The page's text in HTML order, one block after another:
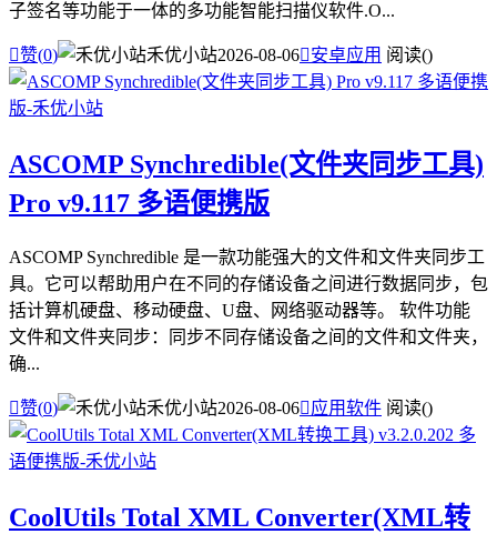
子签名等功能于一体的多功能智能扫描仪软件.O...
赞(0) 禾优小站2026-08-06安卓应用 阅读()
ASCOMP Synchredible(文件夹同步工具)
Pro v9.117 多语便携版
ASCOMP Synchredible 是一款功能强大的文件和文件夹同步工
具。它可以帮助用户在不同的存储设备之间进行数据同步，包
括计算机硬盘、移动硬盘、U盘、网络驱动器等。 软件功能
文件和文件夹同步：同步不同存储设备之间的文件和文件夹，
确...
赞(0) 禾优小站2026-08-06应用软件 阅读()
CoolUtils Total XML Converter(XML转